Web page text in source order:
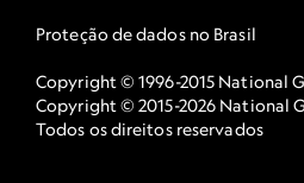
Proteção de dados no Brasil
Copyright © 1996-2015 National
Copyright © 2015-2026 National
Todos os direitos reservados